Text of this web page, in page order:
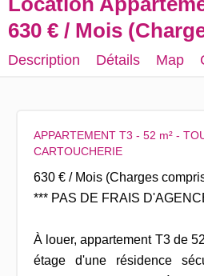
630 € / Mois
Description Détails Map
APPARTEMENT T3 - 52 m² -
CARTOUCHERIE
630 € / Mois (Charges
*** PAS DE FRAIS
À louer, appartement T3 de
étage d'une résidence